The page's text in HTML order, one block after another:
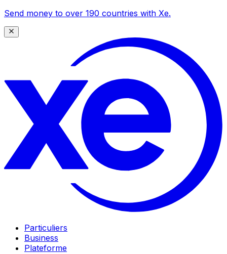
Send money to over 190 countries with Xe.
Particuliers
Business
Plateforme